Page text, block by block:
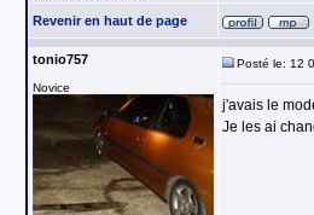
Revenir en haut de page
tonio757
Novice
Posté le: 12
j'avais le
Je les ai